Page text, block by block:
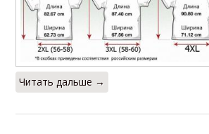
Читать дальше →